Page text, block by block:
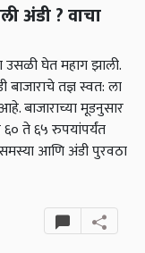
अंडी ? वाचा
उसळी घेत महाग झाली.
तज्ञ स्वत: ला
बाजाराच्या मूडनुसार
ते ६५ रुपयांपर्यंत
आणि अंडी पुरवठा